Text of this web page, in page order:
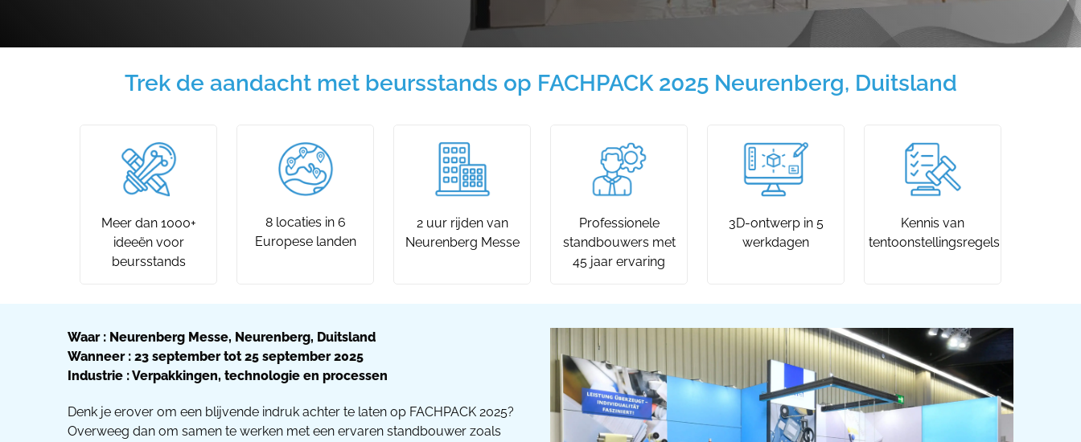
Trek de aandacht met beursstands op FACHPACK 2025 Neurenberg, Duitsland
Meer dan 1000+
ideeën voor
beursstands
8 locaties in 6
Europese landen
2 uur rijden van
Neurenberg Messe
Professionele
standbouwers met
45 jaar ervaring
3D-ontwerp in 5
werkdagen
Kennis van
tentoonstellingsregels
Waar : Neurenberg Messe, Neurenberg, Duitsland
Wanneer : 23 september tot 25 september 2025
Industrie : Verpakkingen, technologie en processen
Denk je erover om een ​​blijvende indruk achter te laten op FACHPACK 2025?
Overweeg dan om samen te werken met een ervaren standbouwer zoals